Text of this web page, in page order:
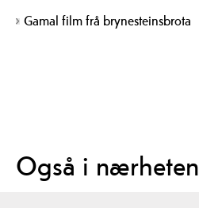
Gamal film frå brynesteinsbrota
Også i nærheten